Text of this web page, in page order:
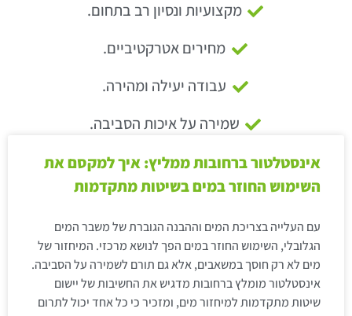
מקצועיות ונסיון רב בתחום.
מחירים אטרקטיביים.
עבודה יעילה ומהירה.
שמירה על איכות הסביבה.
אינסטלטור ברחובות ממליץ: איך למקסם את
השימוש החוזר במים בשיטות מתקדמות
עם העלייה בצריכת המים וההבנה הגוברת של משבר המים
הגלובלי, השימוש החוזר במים הפך לנושא מרכזי. המיחזור של
מים לא רק חוסך במשאבים, אלא גם תורם לשמירה על הסביבה.
אינסטלטור מומלץ ברחובות מדגיש את החשיבות של יישום
שיטות מתקדמות למיחזור מים, ומזכיר כי כל אחד יכול לתרום